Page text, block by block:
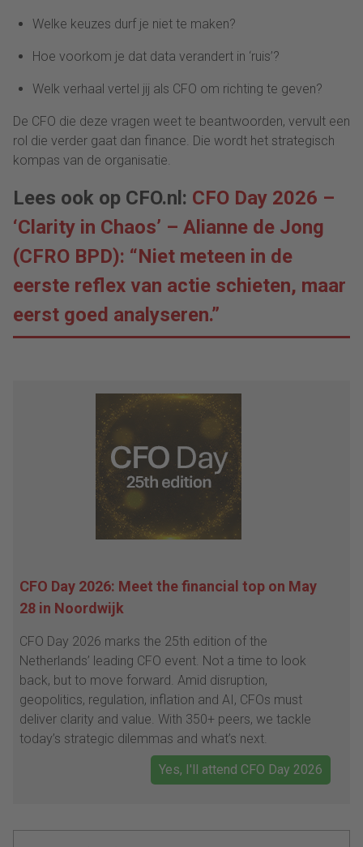
Welke keuzes durf je niet te maken?
Hoe voorkom je dat data verandert in ‘ruis’?
Welk verhaal vertel jij als CFO om richting te geven?
De CFO die deze vragen weet te beantwoorden, vervult een
rol die verder gaat dan finance. Die wordt het strategisch
kompas van de organisatie.
Lees ook op CFO.nl: CFO Day 2026 –
‘Clarity in Chaos’ – Alianne de Jong
(CFRO BPD): “Niet meteen in de
eerste reflex van actie schieten, maar
eerst goed analyseren.”
CFO Day 2026: Meet the financial top on May
28 in Noordwijk
CFO Day 2026 marks the 25th edition of the
Netherlands’ leading CFO event. Not a time to look
back, but to move forward. Amid disruption,
geopolitics, regulation, inflation and AI, CFOs must
deliver clarity and value. With 350+ peers, we tackle
today’s strategic dilemmas and what’s next.
Yes, I'll attend CFO Day 2026